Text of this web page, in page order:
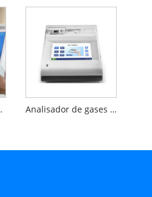
Analisador de gases sanguíneos e químicos